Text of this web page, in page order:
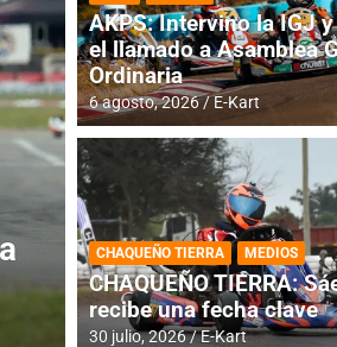
DESTACADA INFORME CENTRAL
RMC BUENOS
histórica en
4 agosto, 2026 E-Kart
AKPS: Intervino la IGJ
el llamado a Asamblea
Ordinaria
6 agosto, 2026 E-Kart
CHAQUEÑO TIERRA MEDIOS
CHAQUEÑO TIERRA:
recibe una fecha clave
30 julio, 2026 E-Kart